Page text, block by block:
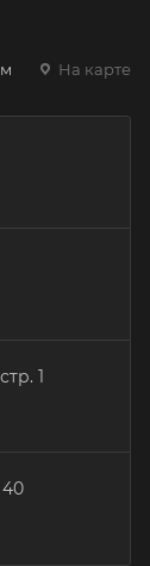
На карте
1